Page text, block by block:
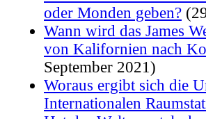
oder Monden geben?
Wann wird das James
von Kalifornien nach
September 2021)
Woraus ergibt sich die
Internationalen